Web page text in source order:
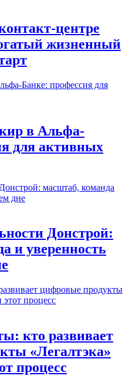
центре
жизненный
в Альфа-
для активных
Донстрой:
и уверенность
кто развивает
«Легалтэка»
процесс